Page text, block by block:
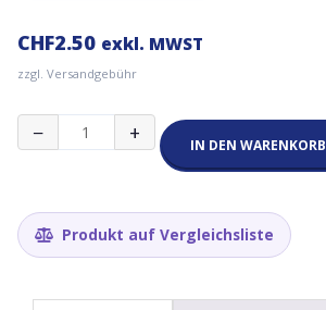
CHF2.50 exkl. MWST
zzgl. Versandgebühr
−
Antennenkupplung
RP-
RP-
SMA-
+ IN DEN WARENKORB
Produkt auf Vergleichsliste